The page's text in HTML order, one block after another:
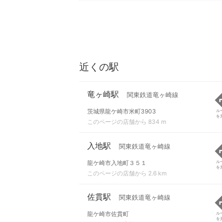
近くの駅
竜ヶ崎駅 関東鉄道竜ヶ崎線
茨城県龍ケ崎市米町3903
このページの店舗から 834 m
ル
を
入地駅 関東鉄道竜ヶ崎線
龍ケ崎市入地町３５１
このページの店舗から 2.6 km
ル
を
佐貫駅 関東鉄道竜ヶ崎線
龍ケ崎市佐貫町
ル
を